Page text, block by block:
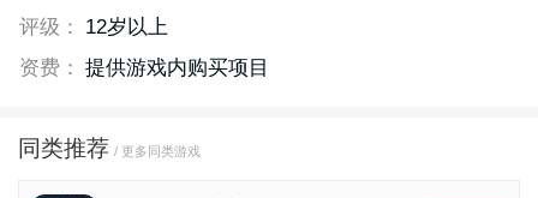
评级：
12岁以上
资费： 提供游戏内购买项目
同类推荐 / 更多同类游戏